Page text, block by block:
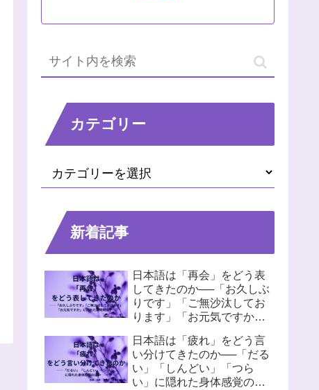
カテゴリー
新着記事
日本語は「再会」をどう表
してきたのか──「お久しぶ
りです」「ご無沙汰してお
ります」「お元気ですか」
日本語は「疲れ」をどう言
い分けてきたのか──「だる
い」「しんどい」「つら
い」に隠れた身体感覚の違